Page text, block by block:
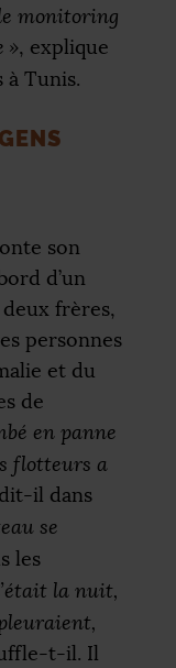
monitoring
», explique
à Tunis.
son
d’un
frères,
personnes
et du
de
en panne
flotteurs a
il dans
se
les
la nuit,
t-il. Il